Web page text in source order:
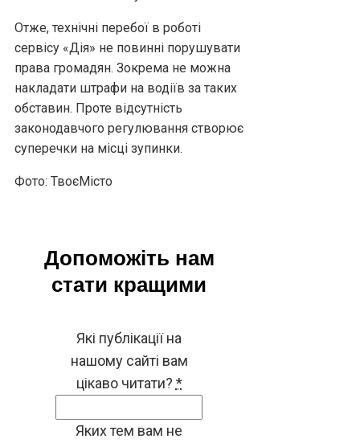
Отже, технічні перебої в роботі
сервісу «Дія» не повинні порушувати
права громадян. Зокрема не можна
накладати штрафи на водіїв за таких
обставин. Проте відсутність
законодавчого регулювання створює
суперечки на місці зупинки.
Фото: ТвоєМісто
Допоможіть нам
стати кращими
Які публікації на
нашому сайті вам
цікаво читати? *
Яких тем вам не